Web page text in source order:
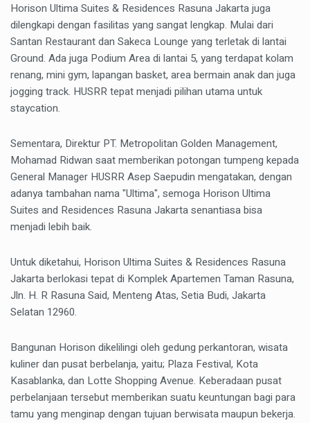
Horison Ultima Suites & Residences Rasuna Jakarta juga
dilengkapi dengan fasilitas yang sangat lengkap. Mulai dari
Santan Restaurant dan Sakeca Lounge yang terletak di lantai
Ground. Ada juga Podium Area di lantai 5, yang terdapat kolam
renang, mini gym, lapangan basket, area bermain anak dan juga
jogging track. HUSRR tepat menjadi pilihan utama untuk
staycation.
Sementara, Direktur PT. Metropolitan Golden Management,
Mohamad Ridwan saat memberikan potongan tumpeng kepada
General Manager HUSRR Asep Saepudin mengatakan, dengan
adanya tambahan nama "Ultima", semoga Horison Ultima
Suites and Residences Rasuna Jakarta senantiasa bisa
menjadi lebih baik.
Untuk diketahui, Horison Ultima Suites & Residences Rasuna
Jakarta berlokasi tepat di Komplek Apartemen Taman Rasuna,
Jln. H. R Rasuna Said, Menteng Atas, Setia Budi, Jakarta
Selatan 12960.
Bangunan Horison dikelilingi oleh gedung perkantoran, wisata
kuliner dan pusat berbelanja, yaitu; Plaza Festival, Kota
Kasablanka, dan Lotte Shopping Avenue. Keberadaan pusat
perbelanjaan tersebut memberikan suatu keuntungan bagi para
tamu yang menginap dengan tujuan berwisata maupun bekerja.